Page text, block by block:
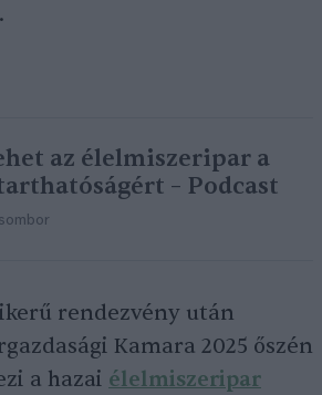
az élelmiszeripar a
– Podcast
rendezvény után
Kamara 2025 őszén
a hazai élelmiszeripar